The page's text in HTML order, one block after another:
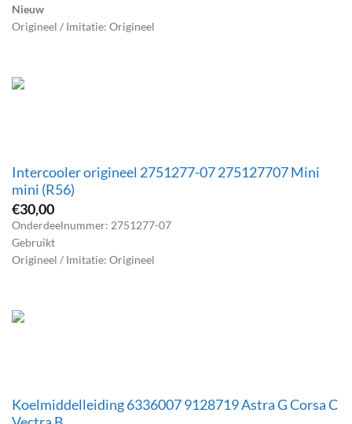
Nieuw
Origineel / Imitatie: Origineel
Intercooler origineel 2751277-07 275127707 Mini
mini (R56)
€30,00
Onderdeelnummer: 2751277-07
Gebruikt
Origineel / Imitatie: Origineel
Koelmiddelleiding 6336007 9128719 Astra G Corsa C